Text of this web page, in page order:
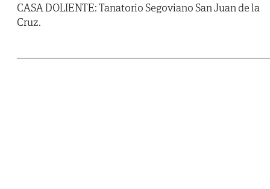
CASA DOLIENTE: Tanatorio Segoviano San Juan de la
Cruz.